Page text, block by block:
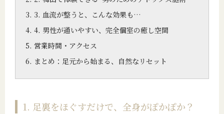
3. 血流が整うと、こんな効果も…
4. 男性が通いやすい、完全個室の癒し空間
営業時間・アクセス
まとめ：足元から始まる、自然なリセット
1. 足裏をほぐすだけで、全身がぽかぽか？